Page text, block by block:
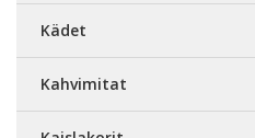
Kädet
Kahvimitat